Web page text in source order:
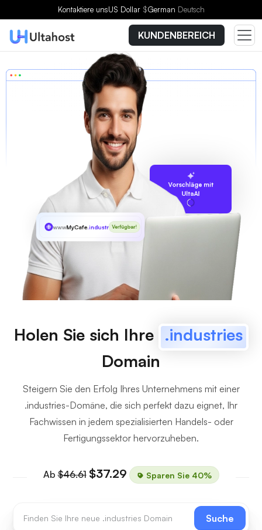
Kontaktiere unsUS Dollar $German Deutsch
KUNDENBEREICH
Vorschläge mit
UltaAI
wwwMyCafe.industriesVerfügbar!
Holen Sie sich Ihre .industries
Domain
Steigern Sie den Erfolg Ihres Unternehmens mit einer
.industries-Domäne, die sich perfekt dazu eignet, Ihr
Fachwissen in jedem spezialisierten Handels- oder
Fertigungssektor hervorzuheben.
Ab$46.61 $37.29 Sparen Sie 40%
Suche